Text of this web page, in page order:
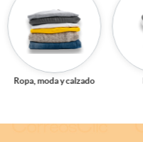
Ropa, moda y calzado